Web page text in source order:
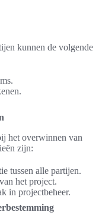
kunnen de volgende
het overwinnen van
zijn:
tussen alle partijen.
het project.
in projectbeheer.